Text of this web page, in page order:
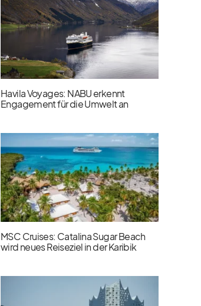
Havila Voyages: NABU erkennt
Engagement für die Umwelt an
MSC Cruises: Catalina Sugar Beach
wird neues Reiseziel in der Karibik